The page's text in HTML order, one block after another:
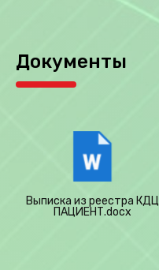
Документы
Выписка из реестра КДЦ
ПАЦИЕНТ.docx